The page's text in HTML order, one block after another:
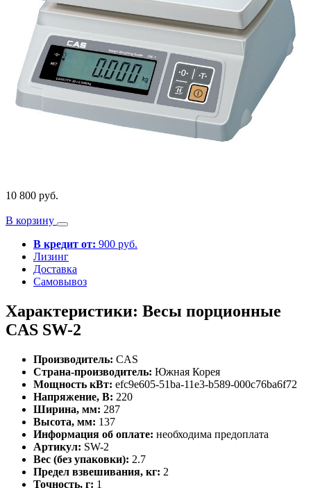
10 800 руб.
В корзину
В кредит от: 900 руб.
Лизинг
Доставка
Самовывоз
Характеристики: Весы порционные
CAS SW-2
Производитель: CAS
Страна-производитель: Южная Корея
Мощность кВт: efc9e605-51ba-11e3-b589-000c76ba6f72
Напряжение, В: 220
Ширина, мм: 287
Высота, мм: 137
Информация об оплате: необходима предоплата
Артикул: SW-2
Вес (без упаковки): 2.7
Предел взвешивания, кг: 2
Точность, г: 1